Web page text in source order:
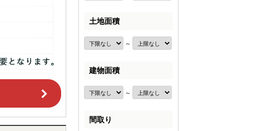
土地面積
～
建物面積
～
間取り